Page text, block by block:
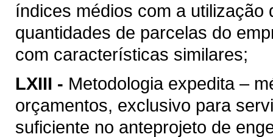
índices médios com a
quantidades de parcelas do
com características similares;
LXIII - Metodologia expedita –
orçamentos, exclusivo para
suficiente no anteprojeto de